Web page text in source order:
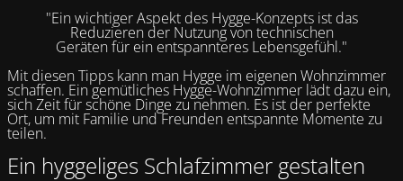
"Ein wichtiger Aspekt des Hygge-Konzepts ist das
Reduzieren der Nutzung von technischen
Geräten für ein entspannteres Lebensgefühl."
Mit diesen Tipps kann man Hygge im eigenen Wohnzimmer
schaffen. Ein gemütliches Hygge-Wohnzimmer lädt dazu ein,
sich Zeit für schöne Dinge zu nehmen. Es ist der perfekte
Ort, um mit Familie und Freunden entspannte Momente zu
teilen.
Ein hyggeliges Schlafzimmer gestalten